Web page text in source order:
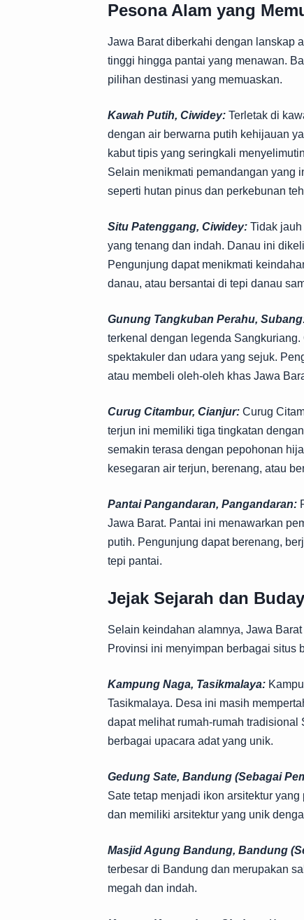
Pesona Alam yang
Jawa Barat diberkahi dengan lanskap
tinggi hingga pantai yang menawan.
pilihan destinasi yang memuaskan.
Kawah Putih, Ciwidey: Terletak di
dengan air berwarna putih kehijauan
kabut tipis yang seringkali
Selain menikmati pemandangan yang
seperti hutan pinus dan perkebunan
Situ Patenggang, Ciwidey: Tidak
yang tenang dan indah. Danau ini
Pengunjung dapat menikmati
danau, atau bersantai di tepi danau
Gunung Tangkuban Perahu,
terkenal dengan legenda
spektakuler dan udara yang sejuk.
atau membeli oleh-oleh khas Jawa
Curug Citambur, Cianjur: Curug
terjun ini memiliki tiga tingkatan
semakin terasa dengan pepohonan
kesegaran air terjun, berenang, atau
Pantai Pangandaran, Pangandaran:
Jawa Barat. Pantai ini menawarkan
putih. Pengunjung dapat berenang,
tepi pantai.
Jejak Sejarah dan
Selain keindahan alamnya, Jawa
Provinsi ini menyimpan berbagai situs
Kampung Naga, Tasikmalaya:
Tasikmalaya. Desa ini masih
dapat melihat rumah-rumah
berbagai upacara adat yang unik.
Gedung Sate, Bandung (Sebagai
Sate tetap menjadi ikon arsitektur
dan memiliki arsitektur yang unik
Masjid Agung Bandung, Bandung
terbesar di Bandung dan merupakan
megah dan indah.